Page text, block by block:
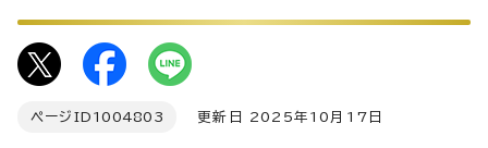
ページID 1004803 更新日 2025年10月17日